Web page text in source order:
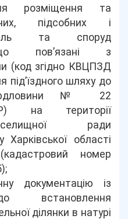
розміщення та
підсобних і
та споруд
що пов’язані з
(код згідно КВЦПЗД
під’їздного шляху до
№ 22
на території
селищної ради
Харківської області
номер
документацію із
встановлення
ділянки в натурі